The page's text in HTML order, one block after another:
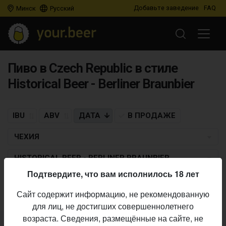
Минск Русский Добавьте заведение FAQ
Пиво в Czech Republic в стиле
Historical Beer - Berliner Braunbier
IBU ABV ДАТА В ПРОДАЖЕ
ЧЕХИЯ
HISTORICAL BEER - BERLINER BRAUNBIER
Пиво по заданным критериям не найдено
Подтвердите, что вам исполнилось 18 лет
Сайт содержит информацию, не рекомендованную
для лиц, не достигших совершеннолетнего
возраста. Сведения, размещённые на сайте, не